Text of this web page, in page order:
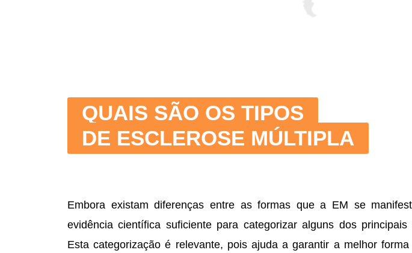
QUAIS SÃO OS TIPOS
DE ESCLEROSE MÚLTIPLA
Embora existam diferenças entre as formas que a EM se
evidência científica suficiente para categorizar alguns dos
Esta categorização é relevante, pois ajuda a garantir a melhor